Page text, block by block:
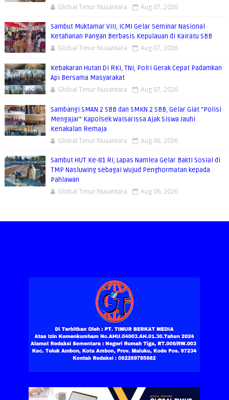
Global Timur Nusantara Aug 07, 2026
Sambut Muktamar VIII, ICMI Gelar Seminar Nasional
Ketahanan Pangan Berbasis Kepulauan di Kairatu SBB
Global Timur Nusantara Aug 07, 2026
Kebakaran Hutan Di RKI, TNI, Polri Gerak Cepat Padamkan
Api Bersama Masyarakat
Global Timur Nusantara Aug 07, 2026
Sambangi SMAN 2 SBB dan SMKN 2 SBB, Gelar Giat "Polisi
Mengajar" Kapolsek Waisarissa Ajak Siswa Jauhi
Kenakalan Remaja
Global Timur Nusantara Aug 06, 2026
Sambut HUT Ke-81 RI, Lapas Namlea Gelar Bakti Sosial di
TMP Nasluwing sebagai Wujud Penghormatan kepada
Pahlawan
Global Timur Nusantara Aug 06, 2026